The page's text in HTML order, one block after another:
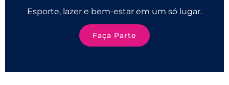
Esporte, lazer e bem-estar em um só lugar.
Faça Parte